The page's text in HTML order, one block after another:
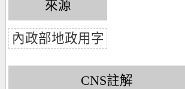
來源
內政部地政用字
CNS註解